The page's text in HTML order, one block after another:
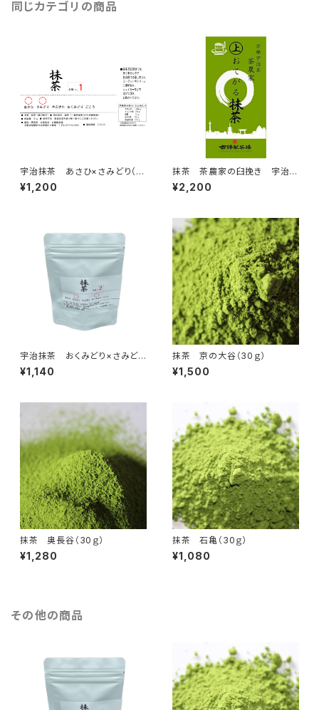
同じカテゴリの商品
宇治抹茶 あさひ×さみどり（3
0ｇ）抹茶100％（国産100％・無
添加・無香料・無着色）（製菓・抹
¥1,200
抹茶 茶農家の臼挽き 宇治抹
茶 上おてがる抹茶 100ｇ
¥2,200
宇治抹茶 おくみどり×さみどり
（30ｇ）抹茶100％（国産10
0％・無添加・無香料・無着色）
抹茶ラテに 定価1140円 内
容量：30ｇ入（京都宇治茶 古
勝製茶場） 合組02
¥1,140
抹茶 京の大谷（30ｇ）
¥1,500
抹茶 奥長谷（30ｇ）
¥1,280
抹茶 石亀（30ｇ）
¥1,080
その他の商品